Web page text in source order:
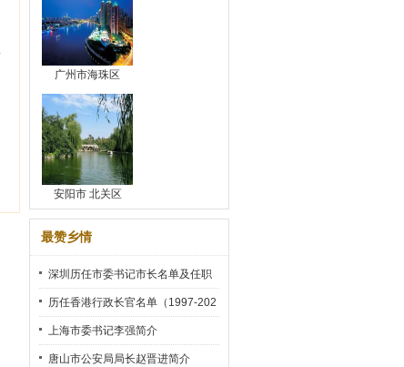
广州市海珠区
安阳市 北关区
最赞乡情
深圳历任市委书记市长名单及任职
时间
历任香港行政长官名单（1997-202
2）
上海市委书记李强简介
唐山市公安局局长赵晋进简介